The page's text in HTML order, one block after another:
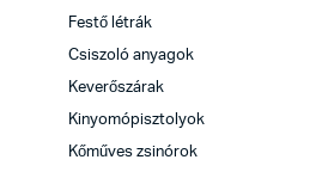
Festő létrák
Csiszoló anyagok
Keverőszárak
Kinyomópisztolyok
Kőműves zsinórok